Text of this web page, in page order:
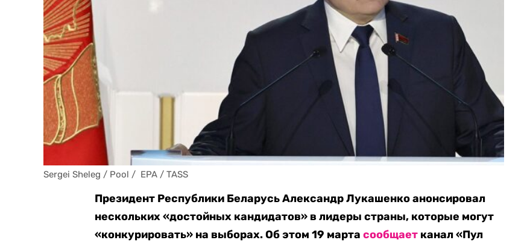
Sergei Sheleg / Pool /  EPA / TASS
Президент Республики Беларусь Александр Лукашенко анонсировал
нескольких «достойных кандидатов» в лидеры страны, которые могут
«конкурировать» на выборах. Об этом 19 мартасообщает канал «Пул